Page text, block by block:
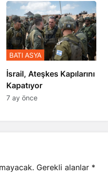
İsrail, Ateşkes Kapılarını
Kapatıyor
BATI ASYA
7 ay önce
Gerekli alanlar *